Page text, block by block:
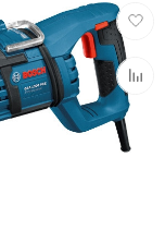
в
к